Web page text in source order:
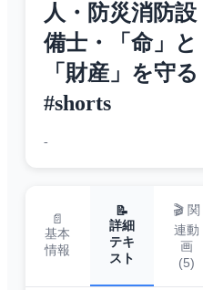
人・防災消防設
備士・「命」と
「財産」を守る
#shorts
-
📄
基本
情報
📝
詳細
テキ
スト
🎬 関
連動
画
(5)